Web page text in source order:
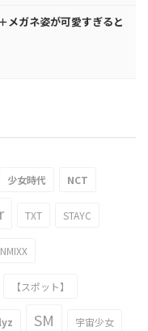
メガネ姿が可愛すぎると
少女時代 NCT
TXT STAYC
NMIXX
【スポット】
SM 宇宙少女